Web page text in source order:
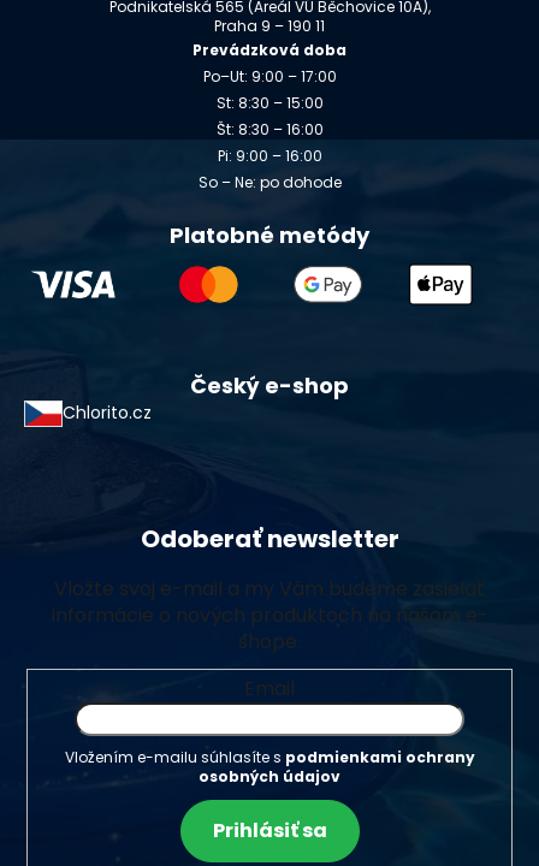
Podnikatelská 565 (Areál VÚ Běchovice 10A),
Praha 9 – 190 11
Prevádzková doba
Po–Ut: 9:00 – 17:00
St: 8:30 – 15:00
Št: 8:30 – 16:00
Pi: 9:00 – 16:00
So – Ne: po dohode
Platobné metódy
Český e-shop
Chlorito.cz
Odoberať newsletter
Vložte svoj e-mail a my Vám budeme zasielať
informácie o nových produktoch na našom e-
shope.
Email
Vložením e-mailu súhlasíte s podmienkami ochrany
osobných údajov
Prihlásiť sa